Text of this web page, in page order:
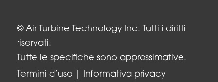
© Air Turbine Technology Inc. Tutti i diritti
riservati.
Tutte le specifiche sono approssimative.
Termini d’uso
Informativa privacy